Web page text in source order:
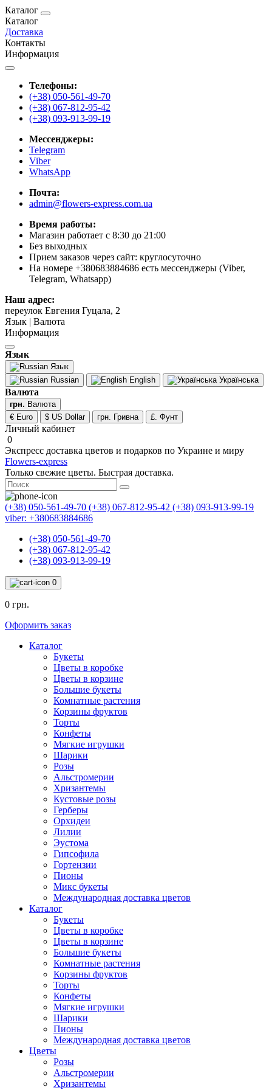
Каталог
Каталог
Доставка
Контакты
Информация
Телефоны:
(+38) 050-561-49-70
(+38) 067-812-95-42
(+38) 093-913-99-19
Мессенджеры:
Telegram
Viber
WhatsApp
Почта:
admin@flowers-express.com.ua
Время работы:
Магазин работает с 8:30 до 21:00
Без выходных
Прием заказов через сайт: круглосуточно
На номере +380683884686 есть мессенджеры (Viber,
Telegram, Whatsapp)
Наш адрес:
переулок Евгения Гуцала, 2
Язык | Валюта
Информация
Язык
Язык
Russian
English Українська
Валюта
грн. Валюта
€ Euro
$ US Dollar грн. Гривна £. Фунт
Личный кабинет
0
Экспресс доставка цветов и подарков по Украине и миру
Flowers-express
Только свежие цветы. Быстрая доставка.
(+38) 050-561-49-70 (+38) 067-812-95-42 (+38) 093-913-99-19
viber: +380683884686
(+38) 050-561-49-70
(+38) 067-812-95-42
(+38) 093-913-99-19
0
0 грн.
Оформить заказ
Каталог
Букеты
Цветы в коробке
Цветы в корзине
Большие букеты
Комнатные растения
Корзины фруктов
Торты
Конфеты
Мягкие игрушки
Шарики
Розы
Альстромерии
Хризантемы
Кустовые розы
Герберы
Орхидеи
Лилии
Эустома
Гипсофила
Гортензии
Пионы
Микс букеты
Международная доставка цветов
Каталог
Букеты
Цветы в коробке
Цветы в корзине
Большие букеты
Комнатные растения
Корзины фруктов
Торты
Конфеты
Мягкие игрушки
Шарики
Пионы
Международная доставка цветов
Цветы
Розы
Альстромерии
Хризантемы